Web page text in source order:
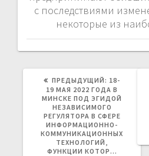
с последствиями
некоторые из
ПРЕДЫДУЩИЙ:
ЗАПИСЬ:
18-
19 МАЯ 2022 ГОДА В
МИНСКЕ ПОД ЭГИДОЙ
НЕЗАВИСИМОГО
РЕГУЛЯТОРА В СФЕРЕ
ИНФОРМАЦИОННО-
КОММУНИКАЦИОННЫХ
ТЕХНОЛОГИЙ,
ФУНКЦИИ КОТОР…